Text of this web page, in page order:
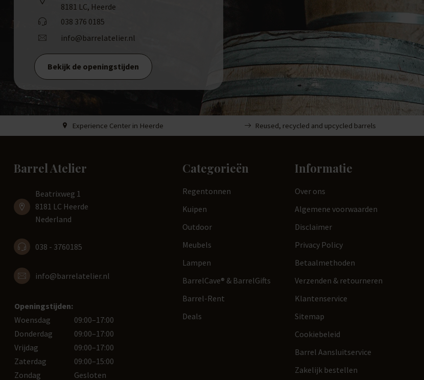
8181 LC, Heerde
038 376 0185
info@barrelatelier.nl
Bekijk de openingstijden
Experience Center in Heerde Reused, recycled and upcycled barrels
Barrel Atelier
Beatrixweg 1
8181 LC Heerde
Nederland
038 - 3760185
info@barrelatelier.nl
Openingstijden:
Woensdag
09:00–17:00
Donderdag
09:00–17:00
Vrijdag
09:00–17:00
Zaterdag
09:00–15:00
Zondag
Gesloten
Categorieën
Regentonnen
Kuipen
Outdoor
Meubels
Lampen
BarrelCave® & BarrelGifts
Barrel-Rent
Deals
Informatie
Over ons
Algemene voorwaarden
Disclaimer
Privacy Policy
Betaalmethoden
Verzenden & retourneren
Klantenservice
Sitemap
Cookiebeleid
Barrel Aansluitservice
Zakelijk bestellen